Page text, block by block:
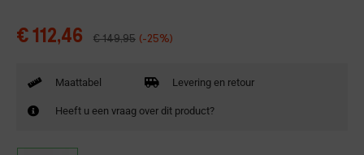
€ 112,46 €149,95 (-25%)
Maattabel Levering en retour
Heeft u een vraag over dit product?